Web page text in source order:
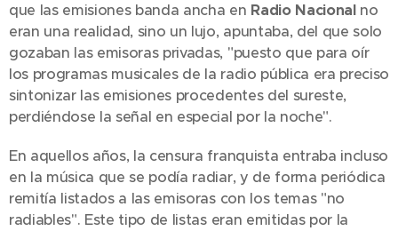
que las emisiones banda ancha en Radio Nacionalno
eran una realidad, sino un lujo, apuntaba, del que solo
gozaban las emisoras privadas, "puesto que para oír
los programas musicales de la radio pública era preciso
sintonizar las emisiones procedentes del sureste,
perdiéndose la señal en especial por la noche".
En aquellos años, la censura franquista entraba incluso
en la música que se podía radiar, y de forma periódica
remitía listados a las emisoras con los temas "no
radiables". Este tipo de listas eran emitidas por la